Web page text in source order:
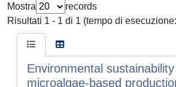
Mostra
records
Risultati 1 - 1 di 1 (tempo di
Environmental
microalgae-based